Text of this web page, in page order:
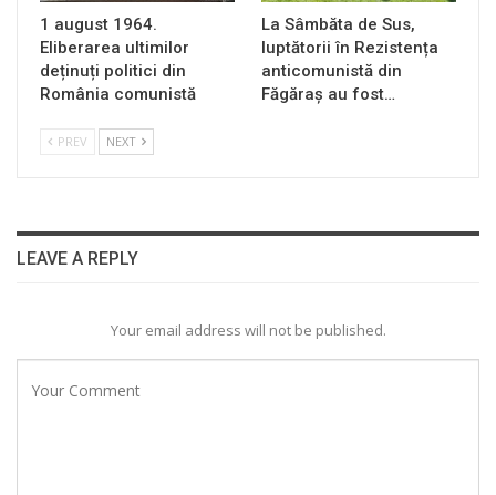
1 august 1964.
Eliberarea ultimilor
deținuți politici din
România comunistă
La Sâmbăta de Sus,
luptătorii în Rezistența
anticomunistă din
Făgăraș au fost…
PREV NEXT
LEAVE A REPLY
Your email address will not be published.